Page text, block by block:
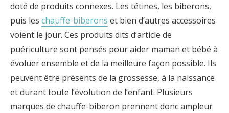
doté de produits connexes. Les tétines, les biberons,
puis les chauffe-biberons et bien d’autres accessoires
voient le jour. Ces produits dits d’article de
puériculture sont pensés pour aider maman et bébé à
évoluer ensemble et de la meilleure façon possible. Ils
peuvent être présents de la grossesse, à la naissance
et durant toute l’évolution de l’enfant. Plusieurs
marques de chauffe-biberon prennent donc ampleur